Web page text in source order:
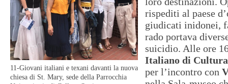
11-Giovani italiani e texani davanti la nuova
chiesa di St. Mary, sede della Parrocchia
rispediti al paese
giudicati inidonei,
rado portava
suicidio. Alle ore
Italiano di Cultura
per l’incontro con